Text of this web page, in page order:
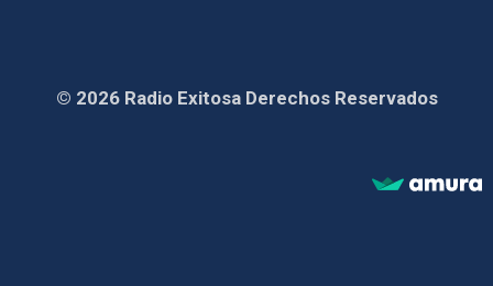
© 2026 Radio Exitosa Derechos Reservados